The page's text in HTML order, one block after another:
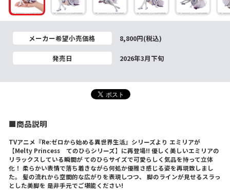
メーカー希望小売価格 8,800円(税込)
発売日 2026年3月下旬
■商品説明
TVアニメ『Re:ゼロから始める異世界生活』シリーズより エミリアが
【Melty Princess てのひらシリーズ】に再登場!! 優しく美しいエミリアの
リラックスしている瞬間が てのひらサイズで可愛らしく気品を持って立体
化！ 柔らかい表情で落ち着きながら何処か優雅さ感じる姿を再現致しまし
た。 髪の流れから空間的な広がりを表現しつつ、 脚のラインが見せるスラっ
とした美脚を 是非手元でご堪能ください!